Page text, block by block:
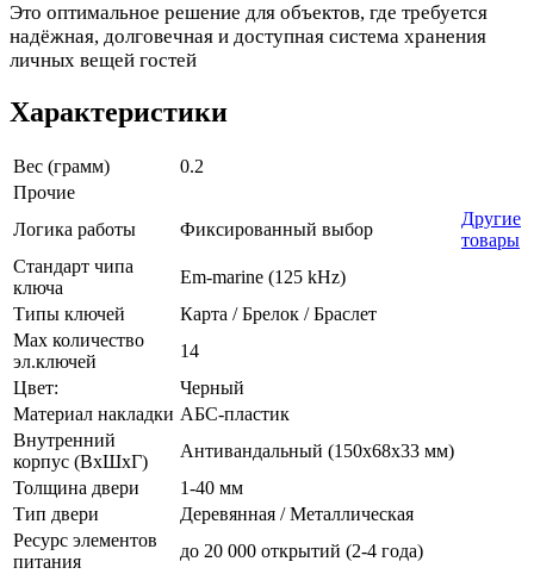
Это оптимальное решение для объектов, где требуется
надёжная, долговечная и доступная система хранения
личных вещей гостей
Характеристики
Вес (грамм)
0.2
Прочие
Логика работы
Фиксированный выбор
Другие
товары
Стандарт чипа
ключа
Em-marine (125 kHz)
Типы ключей
Карта / Брелок / Браслет
Max количество
эл.ключей
14
Цвет:
Черный
Материал накладки АБС-пластик
Внутренний
корпус (ВхШхГ)
Антивандальный (150х68х33 мм)
Толщина двери
1-40 мм
Тип двери
Деревянная / Металлическая
Ресурс элементов
питания
до 20 000 открытий (2-4 года)